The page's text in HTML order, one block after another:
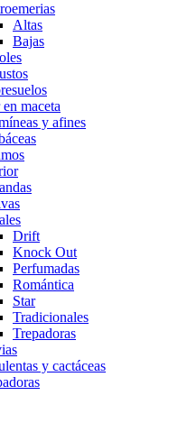
Altas
Bajas
maceta
y afines
Drift
Knock Out
Perfumadas
Romántica
Star
Tradicionales
Trepadoras
y cactáceas